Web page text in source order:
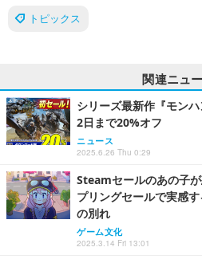
トピックス
関連ニュ
シリーズ最新作『モン
2日まで20%オフ
ニュース
2025.6.26 Thu 0:29
Steamセールのあの子
プリングセールで実感
の別れ
ゲーム文化
2025.3.14 Fri 13:01